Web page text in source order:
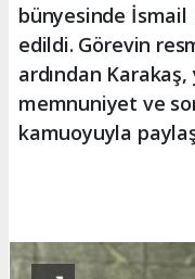
bünyesinde
edildi. Görevin
ardından Karakaş,
memnuniyet ve
kamuoyuyla